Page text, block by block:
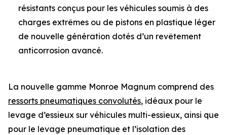
résistants conçus pour les véhicules soumis à des
charges extrêmes ou de pistons en plastique léger
de nouvelle génération dotés d’un revêtement
anticorrosion avancé.
La nouvelle gamme Monroe Magnum comprend des
ressorts pneumatiques convolutés, idéaux pour le
levage d’essieux sur véhicules multi-essieux, ainsi que
pour le levage pneumatique et l’isolation des